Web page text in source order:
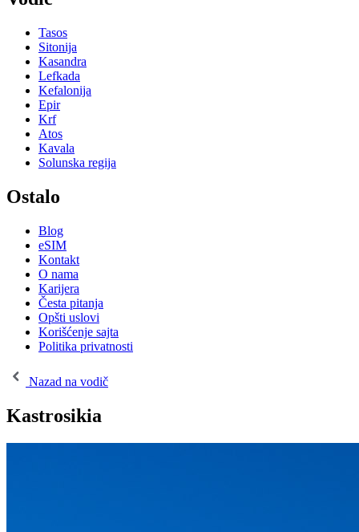
Tasos
Sitonija
Kasandra
Lefkada
Kefalonija
Epir
Krf
Atos
Kavala
Solunska regija
Ostalo
Blog
eSIM
Kontakt
O nama
Karijera
Česta pitanja
Opšti uslovi
Korišćenje sajta
Politika privatnosti
Nazad na vodič
Kastrosikia